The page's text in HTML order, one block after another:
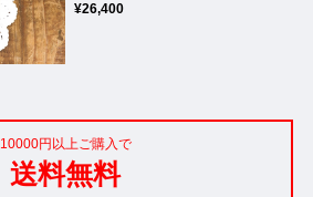
¥26,400
10000円以上ご購入で
送料無料